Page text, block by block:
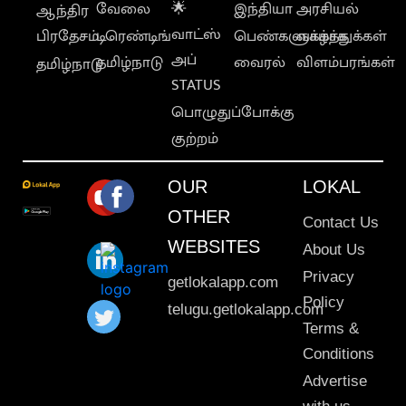
ஆந்திர
பிரதேசம்
தமிழ்நாடு
வேலை
டிரெண்டிங்
தமிழ்நாடு
🌟
வாட்ஸ்
அப்
STATUS
பொழுதுப்போக்கு
குற்றம்
இந்தியா
பெண்களுக்காக
வைரல்
அரசியல்
வாழ்த்துக்கள்
விளம்பரங்கள்
OUR
OTHER
WEBSITES
getlokalapp.com
telugu.getlokalapp.com
LOKAL
Contact Us
About Us
Privacy
Policy
Terms &
Conditions
Advertise